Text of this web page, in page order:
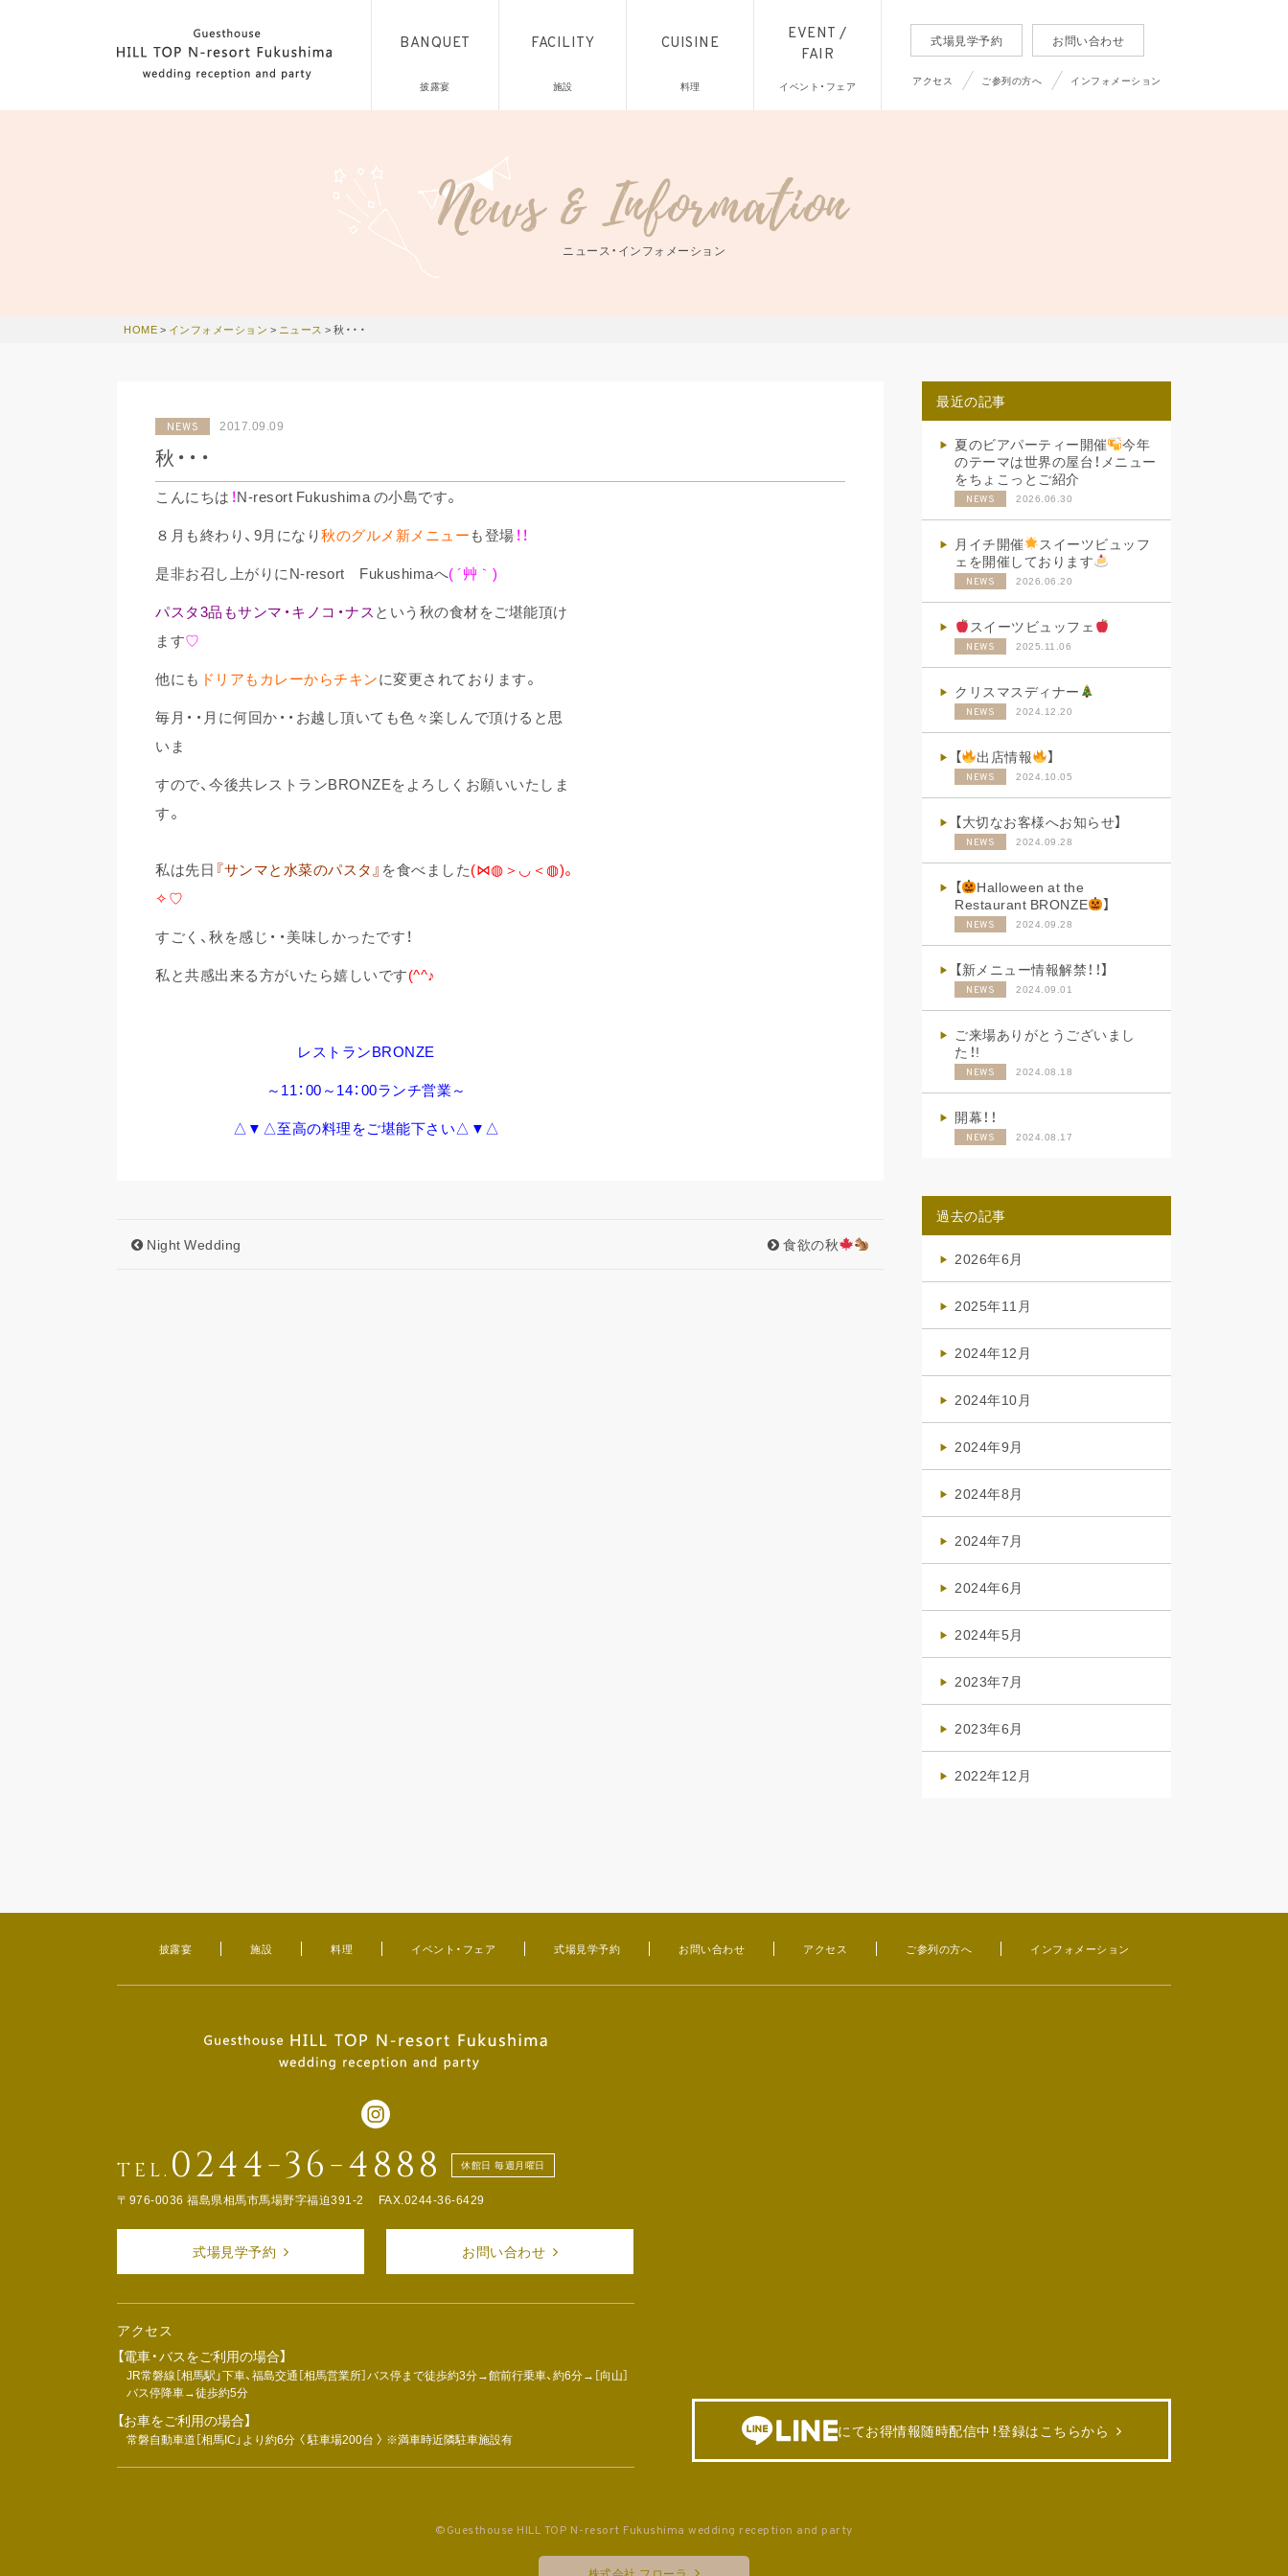
BANQUET
披露宴
FACILITY
施設
CUISINE
料理
EVENT /
FAIR
イベント・フェア
式場見学予約 お問い合わせ
アクセス ご参列の方へ インフォメーション
ニュース・インフォメーション
HOME> インフォメーション > ニュース >秋・・・
NEWS 2017.09.09
秋・・・
こんにちは ！N-resort Fukushima の小島です。
８月も終わり、9月になり秋のグルメ新メニューも登場！！
是非お召し上がりにN-resort Fukushimaへ( ´艸｀)
パスタ3品もサンマ・キノコ・ナスという秋の食材をご堪能頂け
ます♡
他にも ドリアもカレーからチキンに変更されております。
毎月・・月に何回か・・お越し頂いても色々楽しんで頂けると思
いま
すので、今後共レストランBRONZEをよろしくお願いいたしま
す。
私は先日 『サンマと水菜のパスタ』 を食べました(⋈◍＞◡＜◍)。
✧♡
すごく、秋を感じ・・美味しかったです！
私と共感出来る方がいたら嬉しいです(^^♪
レストランBRONZE
～11：00～14：00ランチ営業～
△▼△至高の料理をご堪能下さい△▼△
Night Wedding 食欲の秋
最近の記事
夏のビアパーティー開催
今年
のテーマは世界の屋台！メニュー
をちょこっとご紹介
NEWS 2026.06.30
月イチ開催
スイーツビュッフ
ェを開催しております
NEWS 2026.06.20
スイーツビュッフェ
NEWS 2025.11.06
クリスマスディナー
NEWS 2024.12.20
【 出店情報 】
NEWS 2024.10.05
【大切なお客様へお知らせ】
NEWS 2024.09.28
【
Halloween at the
Restaurant BRONZE
】
NEWS 2024.09.28
【新メニュー情報解禁！！】
NEWS 2024.09.01
ご来場ありがとうございまし
た！!
NEWS 2024.08.18
開幕！！
NEWS 2024.08.17
過去の記事
2026年6月
2025年11月
2024年12月
2024年10月
2024年9月
2024年8月
2024年7月
2024年6月
2024年5月
2023年7月
2023年6月
2022年12月
披露宴 施設 料理 イベント・フェア 式場見学予約 お問い合わせ アクセス ご参列の方へ インフォメーション
TEL. 0244-36-4888 休館日 毎週月曜日
〒976-0036 福島県相馬市馬場野字福迫391-2 FAX.0244-36-6429
式場見学予約 お問い合わせ
アクセス
【電車・バスをご利用の場合】
JR常磐線［相馬駅」下車、福島交通［相馬営業所］バス停まで徒歩約3分→館前行乗車、約6分→［向山］
バス停降車→徒歩約5分
【お車をご利用の場合】
常磐自動車道［相馬IC」より約6分 〈 駐車場200台 〉 ※満車時近隣駐車施設有 にてお得情報随時配信中！登録はこちらから
©Guesthouse HILL TOP N-resort Fukushima wedding reception and party